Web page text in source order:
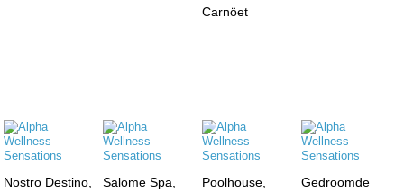
Carnöet
Nostro Destino,
Salome Spa,
Poolhouse,
Gedroomde